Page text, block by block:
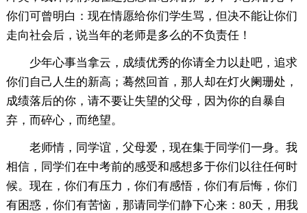
你们可曾明白：现在情愿给你们学生骂，但决不能让你们
走向社会后，说当年的老师是多么的不负责任！
少年心事当拿云，成绩优秀的你请全力以赴吧，追求
你们自己人生的新高；蓦然回首，那人却在灯火阑珊处，
成绩落后的你，请不要让失望的父母，因为你的自暴自
弃，而碎心，而绝望。
老师情，同学谊，父母爱，现在集于同学们一身。我
相信，同学们在中考前的感受和感想多于你们以往任何时
候。现在，你们有压力，你们有感悟，你们有后悔，你们
有困惑，你们有苦恼，那请同学们静下心来：80天，用我